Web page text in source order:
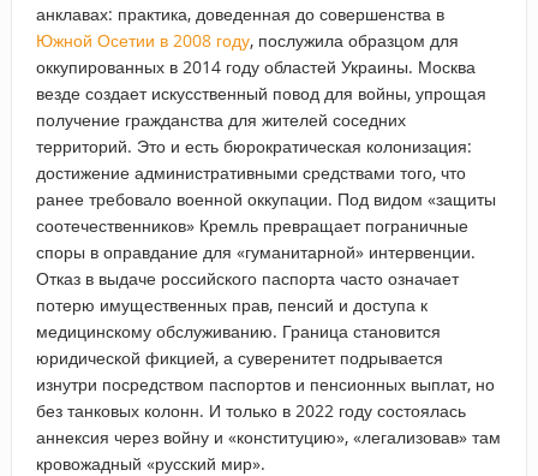
анклавах: практика, доведенная до совершенства в
Южной Осетии в 2008 году, послужила образцом для
оккупированных в 2014 году областей Украины. Москва
везде создает искусственный повод для войны, упрощая
получение гражданства для жителей соседних
территорий. Это и есть бюрократическая колонизация:
достижение административными средствами того, что
ранее требовало военной оккупации. Под видом «защиты
соотечественников» Кремль превращает пограничные
споры в оправдание для «гуманитарной» интервенции.
Отказ в выдаче российского паспорта часто означает
потерю имущественных прав, пенсий и доступа к
медицинскому обслуживанию. Граница становится
юридической фикцией, а суверенитет подрывается
изнутри посредством паспортов и ​​пенсионных выплат, но
без танковых колонн. И только в 2022 году состоялась
аннексия через войну и «конституцию», «легализовав» там
кровожадный «русский мир».